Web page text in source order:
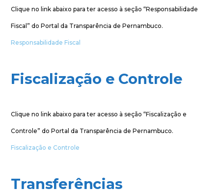
Clique no link abaixo para ter acesso à seção “Responsabilidade
Fiscal” do Portal da Transparência de Pernambuco.
Responsabilidade Fiscal
Fiscalização e Controle
Clique no link abaixo para ter acesso à seção “Fiscalização e
Controle” do Portal da Transparência de Pernambuco.
Fiscalização e Controle
Transferências